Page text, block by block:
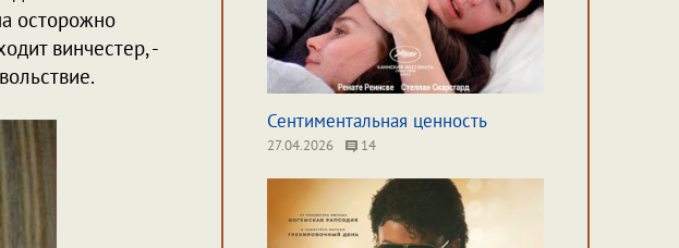
осторожно
винчестер, -
Сентиментальная ценность
27.04.2026 14